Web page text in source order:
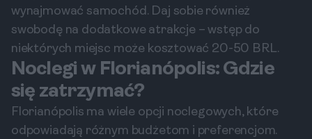
wynajmować samochód. Daj sobie również
swobodę na dodatkowe atrakcje – wstęp do
niektórych miejsc może kosztować 20-50 BRL.
Noclegi w Florianópolis: Gdzie
się zatrzymać?
Florianópolis ma wiele opcji noclegowych, które
odpowiadają różnym budżetom i preferencjom.